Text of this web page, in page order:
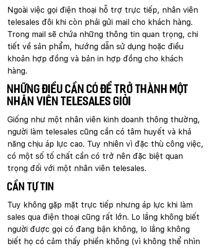
Ngoài việc gọi điện thoại hỗ trợ trực tiếp, nhân viên
telesales đôi khi còn phải gửi mail cho khách hàng.
Trong mail sẽ chứa những thông tin quan trọng, chi
tiết về sản phẩm, hướng dẫn sử dụng hoặc điều
khoản hợp đồng và bản in hợp đồng cho khách
hàng.
Những điều cần có để trở thành một
nhân viên telesales giỏi
Giống như một nhân viên kinh doanh thông thường,
người làm telesales cũng cần có tâm huyết và khả
năng chịu áp lực cao. Tuy nhiên vì đặc thù công việc,
có một số tố chất cần có trở nên đặc biệt quan
trọng đối với một nhân viên telesales.
Cần tự tin
Tuy không gặp mặt trực tiếp nhưng áp lực khi làm
sales qua điện thoại cũng rất lớn. Lo lắng không biết
người được gọi có đang bận không, lo lắng không
biết họ có cảm thấy phiền không (vì không thể nhìn